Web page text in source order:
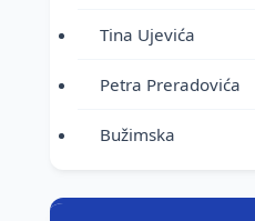
Tina Ujevića
Petra Preradovića
Bužimska